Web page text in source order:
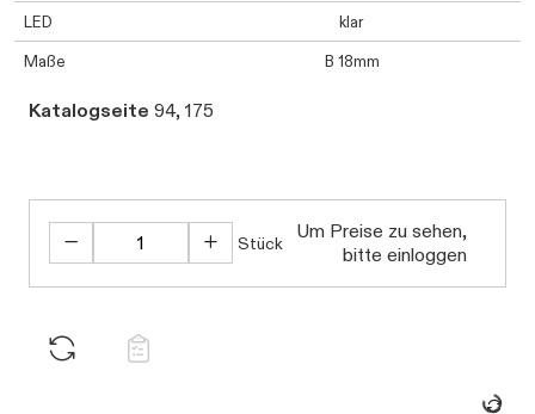
LED klar
Maße B 18mm
Katalogseite 94, 175
Stück
Um Preise zu sehen,
bitte einloggen
Daten